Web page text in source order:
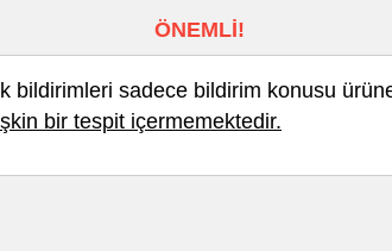
ÖNEMLİ!
bildirimleri sadece bildirim konusu
bir tespit içermemektedir.